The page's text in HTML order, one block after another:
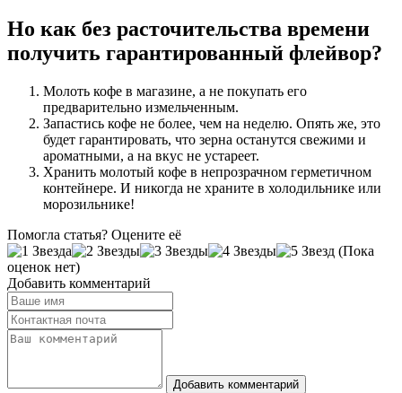
Но как без расточительства времени
получить гарантированный флейвор?
Молоть кофе в магазине, а не покупать его
предварительно измельченным.
Запастись кофе не более, чем на неделю. Опять же, это
будет гарантировать, что зерна останутся свежими и
ароматными, а на вкус не устареет.
Хранить молотый кофе в непрозрачном герметичном
контейнере. И никогда не храните в холодильнике или
морозильнике!
Помогла статья? Оцените её
(Пока
оценок нет)
Добавить комментарий
Добавить комментарий